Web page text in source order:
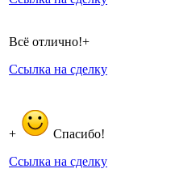
Всё отлично!+
Ссылка на сделку
+
Спасибо!
Ссылка на сделку